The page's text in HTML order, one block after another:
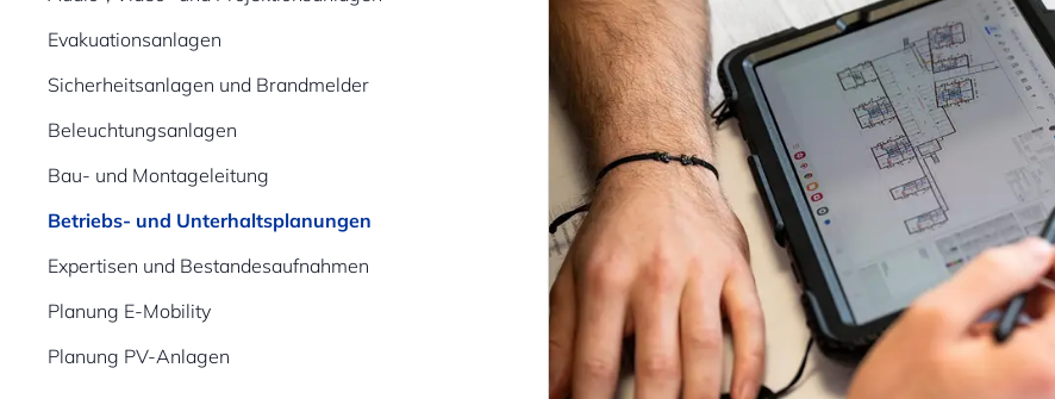
Evakuationsanlagen
Sicherheitsanlagen und Brandmelder
Beleuchtungsanlagen
Bau- und Montageleitung
Betriebs- und Unterhaltsplanungen
Expertisen und Bestandesaufnahmen
Planung E-Mobility
Planung PV-Anlagen